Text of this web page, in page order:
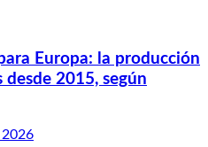
Europa: la producción
desde 2015, según